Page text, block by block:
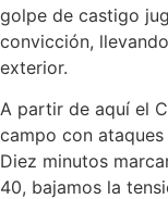
golpe de castigo
convicción,
exterior.
A partir de aquí el
campo con
Diez minutos
40, bajamos la